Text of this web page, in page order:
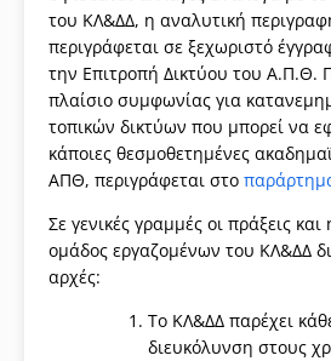
του ΚΛ&ΔΔ, η αναλυτική
περιγράφεται σε ξεχωριστό
την Επιτροπή Δικτύου του Α.Π.Θ.
πλαίσιο συμφωνίας για
τοπικών δικτύων που μπορεί να
κάποιες θεσμοθετημένες
ΑΠΘ, περιγράφεται στο
Σε γενικές γραμμές οι πράξεις
ομάδος εργαζομένων του ΚΛ&ΔΔ
αρχές:
Το ΚΛ&ΔΔ παρέχει
διευκόλυνση στους